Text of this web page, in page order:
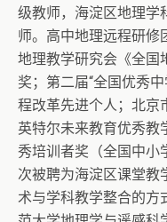
级教师，海淀区地理学
师。高中地理远程研修
地理教学研究会《全国
奖；第二届“全国优秀
程改革先进个人；北京
英特尔未来教育优秀教
秀培训者奖（全国中小
次被聘为海淀区课堂教
术与学科教学整合的方